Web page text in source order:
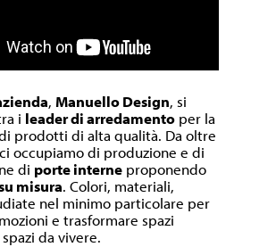
, Manuello Design, si
i leader di arredamento per la
prodotti di alta qualità. Da oltre
occupiamo di produzione e di
di porte interne proponendo
misura. Colori, materiali,
nel minimo particolare per
e trasformare spazi
da vivere.